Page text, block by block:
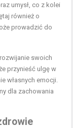
umysł, co z kolei
również o
prowadzić do
swoich
przynieść ulgę w
własnych emocji.
dla zachowania